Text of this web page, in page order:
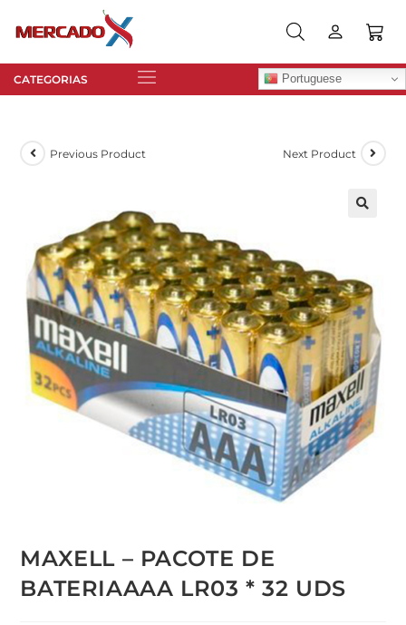
Portuguese
Previous Product Next Product
MAXELL – PACOTE DE
BATERIAAAA LR03 * 32 UDS